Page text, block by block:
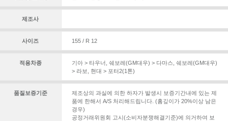
제조사
사이즈 155 / R 12
적용차종 기아 > 타우너 쉐보레(GM대우) > 다마스 쉐보레(GM대우)
> 라보
현대 > 포터2(1톤)
품질보증기준
제조상의 과실에 의한 하자가 발생시 보증기간내에 있는 제
품에 한해서 A/S 처리해드립니다. (홈깊이가 20%이상 남은
경우)
공정거래위원회 고시(소비자분쟁해결기준)에 의거하여 보